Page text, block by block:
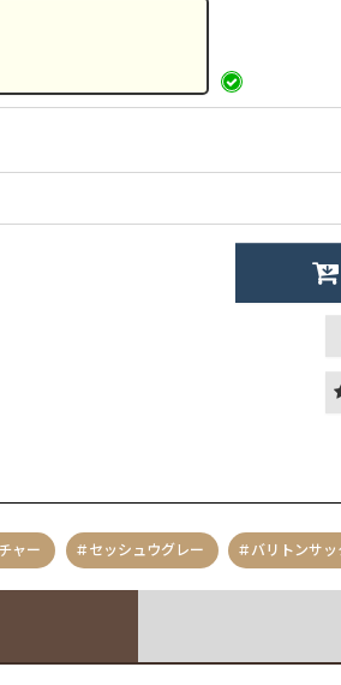
ャー セッシュウグレー バリトンサッ